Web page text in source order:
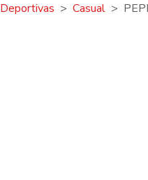
Deportivas Casual